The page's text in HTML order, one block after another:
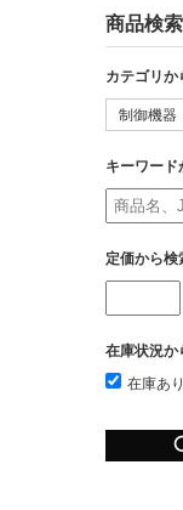
商品検索
カテゴリか
キーワード
定価から検
在庫状況か
在庫あり